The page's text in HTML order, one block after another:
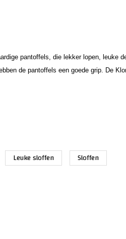
pantoffels, die lekker lopen, leuke
de pantoffels een goede grip. De
Leuke sloffen Sloffen